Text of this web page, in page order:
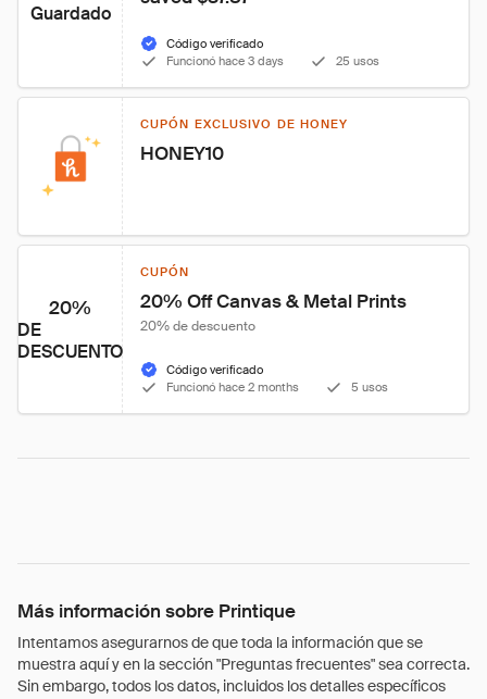
Guardado
Código verificado
Funcionó hace 3 days
25 usos
CUPÓN EXCLUSIVO DE HONEY
HONEY10
20%
DE
DESCUENTO
CUPÓN
20% Off Canvas & Metal Prints
20% de descuento
Código verificado
Funcionó hace 2 months
5 usos
Más información sobre Printique
Intentamos asegurarnos de que toda la información que se
muestra aquí y en la sección "Preguntas frecuentes" sea correcta.
Sin embargo, todos los datos, incluidos los detalles específicos